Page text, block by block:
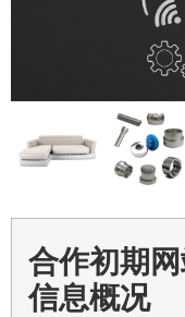
合作初期
信息概况